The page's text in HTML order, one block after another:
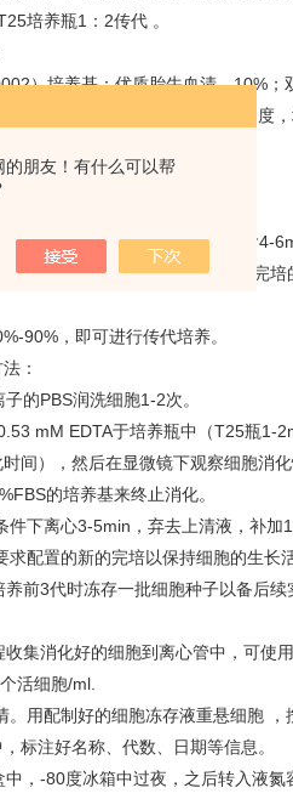
的朋友！有什么可以帮
建议T25培养瓶1：2传代 。
）培养基；优质胎牛血清，10%；
二氧化碳，5%。 温度：37摄氏度，
，现用现配。
水浴中迅速摇晃解冻，加入到含4-
胞。然后将细胞悬液加入含6-8ml完培
90%，即可进行传代培养。
：
的PBS润洗细胞1-2次。
mM EDTA于培养瓶中（T25瓶
间），然后在显微镜下观察细胞消
的培养基来终止消化。
件下离心3-5min，弃去上清液，补
求配置的新的完培以保持细胞的生长
前3代时冻存一批细胞种子以备后续
集消化好的细胞到离心管中，可使
活细胞/ml.
用配制好的细胞冻存液重悬细胞
标注好名称、代数、日期等信息。
，-80度冰箱中过夜，之后转入液